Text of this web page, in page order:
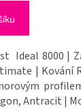
Ideal 8000 |
| Kování
Antracit |